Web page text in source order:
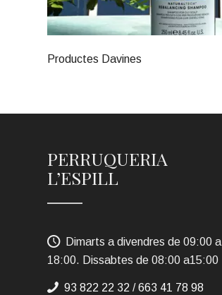
Productes Davines
PERRUQUERIA
L’ESPILL
Dimarts a divendres de 09:00 a
18:00. Dissabtes de 08:00 a15:00
93 822 22 32 /663 41 78 98